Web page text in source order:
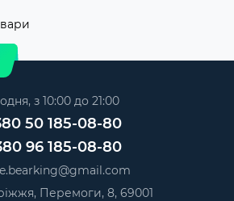
з 10:00 до 21:00
50 185-08-80
96 185-08-80
Перемоги, 8, 69001